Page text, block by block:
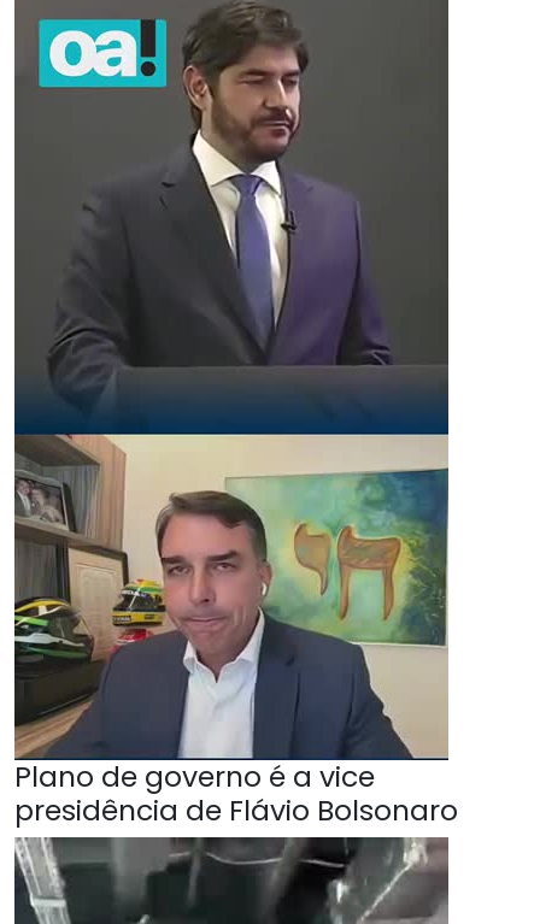
Plano de governo é a vice
presidência de Flávio Bolsonaro